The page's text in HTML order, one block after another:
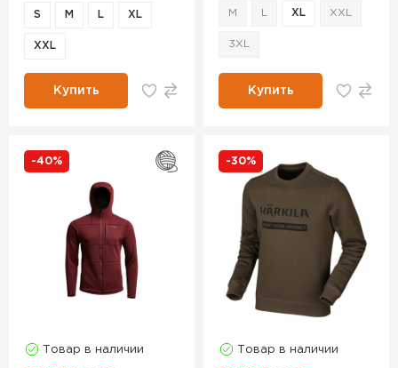
S M L XL
XXL
Купить
M XL XXL
3XL
Купить
-40%
Товар в наличии
-30%
Товар в наличии